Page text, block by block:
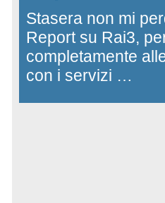
Stasera non mi
Report su Rai3,
completamente
con i servizi …